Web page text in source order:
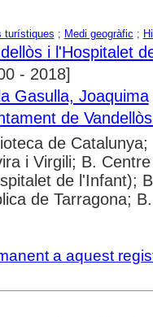
turístiques ; Medi geogràfic ;
i l'Hospitalet
- 2018]
Gasulla, Joaquima
de
de
i Virgili; B.
de l'Infant);
de Tarragona;
a aquest